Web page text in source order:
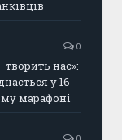
0
нас»:
у 16-
марафоні